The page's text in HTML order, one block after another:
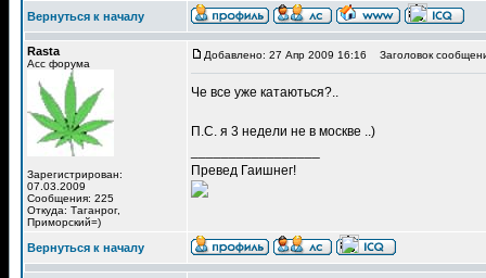
Вернуться к началу
Rasta
Асс форума
Зарегистрирован:
07.03.2009
Сообщения: 225
Откуда: Таганрог,
Приморский=)
Добавлено: 27 Апр 2009 16:16 Заголовок
Че все уже катаються?..
П.С. я 3 недели не в москве ..)
Превед Гаишнег!
Вернуться к началу